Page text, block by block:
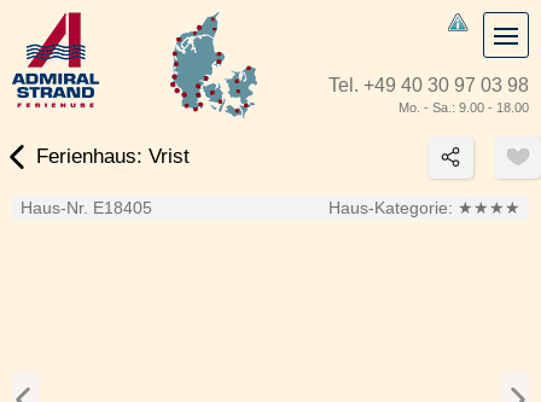
Tel. +49 40 30 97 03 98
Mo. - Sa.: 9.00 - 18.00
Ferienhaus: Vrist
Haus-Nr. E18405 Haus-Kategorie: ★★★★